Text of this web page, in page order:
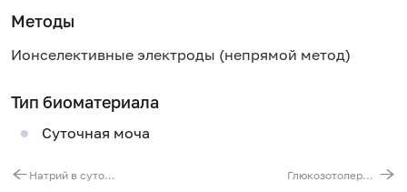
Методы
Ионселективные электроды (непрямой метод)
Тип биоматериала
Суточная моча
Натрий в суточной моче Глюкозотолерантный тест (расширенный)